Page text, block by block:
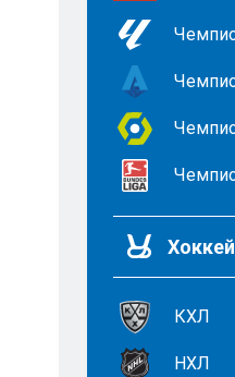
Хоккей
КХЛ
НХЛ